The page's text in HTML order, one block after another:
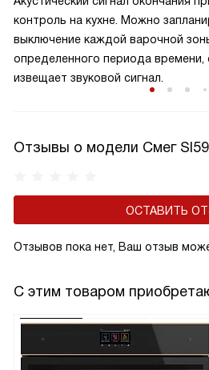
контроль на кухне. Можно
выключение каждой варочной
определенного периода времени,
извещает звуковой сигнал.
Отзывы о модели Смег
ОСТАВИТЬ
Отзывов пока нет, Ваш отзыв
С этим товаром